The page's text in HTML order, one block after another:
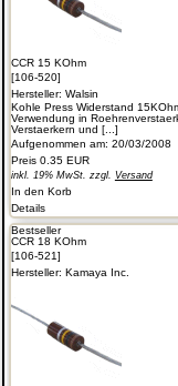
CCR 15 KOhm
[106-520]
Hersteller: Walsin
Kohle Press Widerstand
Verwendung in
Verstaerkern und [...]
Aufgenommen am: 20/03/2008
Preis 0.35 EUR
inkl. 19% MwSt. zzgl. Versand
In den Korb
Details
Bestseller
CCR 18 KOhm
[106-521]
Hersteller: Kamaya Inc.